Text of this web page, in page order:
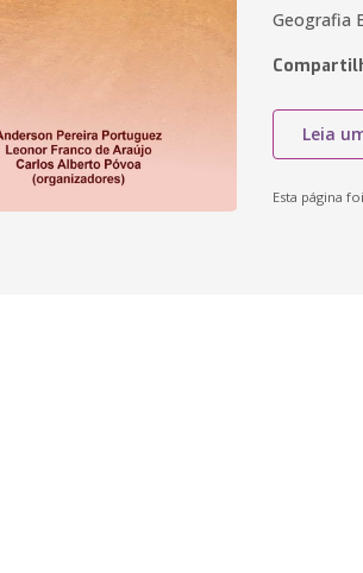
Geografia
Leia
Esta página